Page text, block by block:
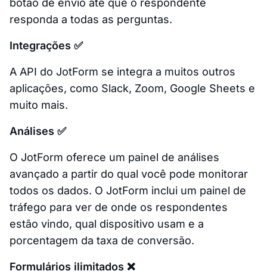
botão de envio até que o respondente
responda a todas as perguntas.
Integrações ✅
A API do JotForm se integra a muitos outros
aplicações, como Slack, Zoom, Google Sheets e
muito mais.
Análises ✅
O JotForm oferece um painel de análises
avançado a partir do qual você pode monitorar
todos os dados. O JotForm inclui um painel de
tráfego para ver de onde os respondentes
estão vindo, qual dispositivo usam e a
porcentagem da taxa de conversão.
Formulários ilimitados ❌